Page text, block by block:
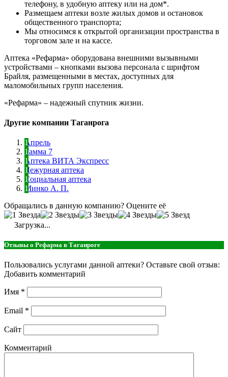
телефону, в удобную аптеку или на дом*.
Размещаем аптеки возле жилых домов и остановок
общественного транспорта;
Мы относимся к открытой организации пространства в
торговом зале и на кассе.
Аптека «Рефарма» оборудована внешними вызывными
устройствами – кнопками вызова персонала с шрифтом
Брайля, размещенными в местах, доступных для
маломобильных групп населения.
«Рефарма» – надежный спутник жизни.
Другие компании Таганрога
Апрель
Гамма 7
Аптека ВИТА Экспресс
Дежурная аптека
Социальная аптека
Минко А. П.
Обращались в данную компанию? Оцените её
Загрузка...
Отзывы о Рефарма в Таганроге
Пользовались услугами данной аптеки? Оставьте свой отзыв:
Добавить комментарий
Имя *
Email *
Сайт
Комментарий